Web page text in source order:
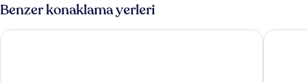
Benzer konaklama yerleri
Hotel Bleu Nuit Bodrum Costa